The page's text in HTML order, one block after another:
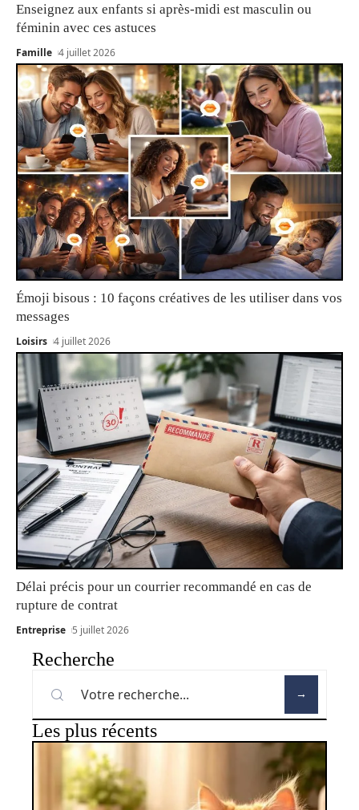
Enseignez aux enfants si après-midi est masculin ou
féminin avec ces astuces
Famille 4 juillet 2026
Émoji bisous : 10 façons créatives de les utiliser dans vos
messages
Loisirs 4 juillet 2026
Délai précis pour un courrier recommandé en cas de
rupture de contrat
Entreprise 5 juillet 2026
Recherche
Les plus récents